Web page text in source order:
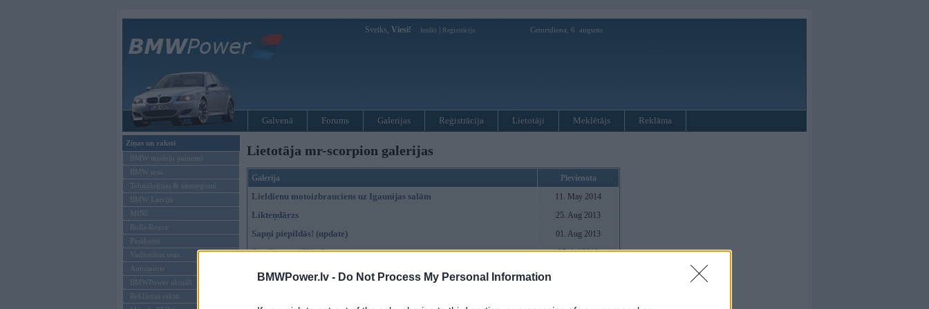
BMWPower.lv - Do Not Process My Personal Information
Sveiks, Viesi! Ienākt Reģistrācija Ceturtdiena, 6. augusts
Galvenā Forums Galerijas Reģistrācija Lietotāji Meklētājs Reklāma
Ziņas un raksti
BMW modeļu jaunumi
BMW testi
Tehnoloģijas & sasniegumi
BMW Latvijā
MINI
Rolls-Royce
Pasākumi
Vadāmības tests
Autosports
BMWPower aktuāli
Reklāmas raksti
Lietotāja mr-scorpion galerijas
Galerija Pievienota
Lieldienu motoizbrauciens uz Igaunijas salām 11. May 2014
Likteņdārzs 25. Aug 2013
Sapņi piepildās! (update) 01. Aug 2013
Sestdiena ar JVanku 27. Jul 2013
Atsperes uz E9*